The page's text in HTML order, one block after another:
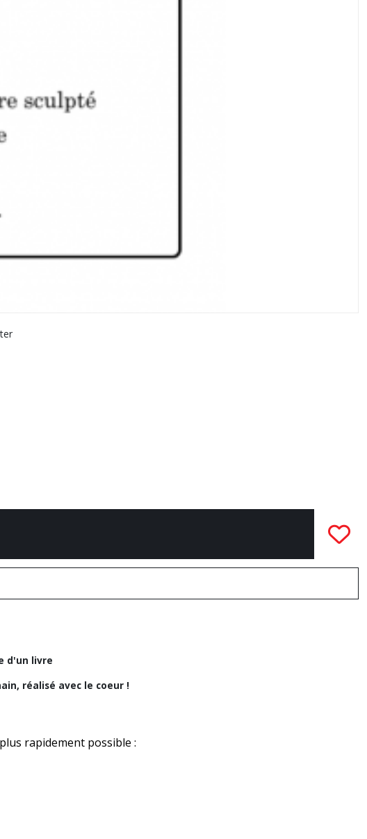
d'un livre
réalisé avec le coeur !
rapidement possible :